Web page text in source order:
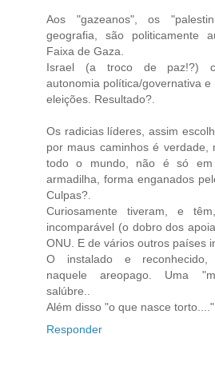
Aos "gazeanos", os
geografia, são politicamente
Faixa de Gaza.
Israel (a troco de paz!?)
autonomia política/governativa
eleições. Resultado?.
Os radicias líderes, assim
por maus caminhos é verdade,
todo o mundo, não é só em
armadilha, forma enganados
Culpas?.
Curiosamente tiveram, e
incomparável (o dobro dos
ONU. E de vários outros países
O instalado e reconhecido,
naquele areopago. Uma
salúbre..
Além disso "o que nasce torto...."
Responder